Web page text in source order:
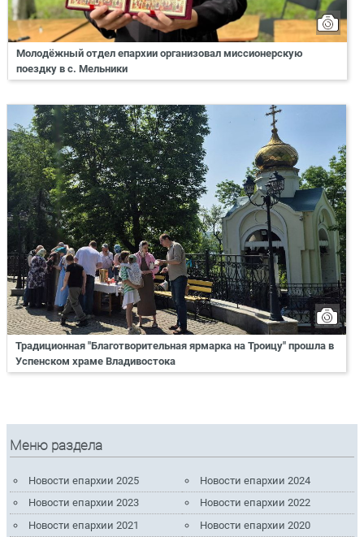
Молодёжный отдел епархии организовал миссионерскую
поездку в с. Мельники
Традиционная "Благотворительная ярмарка на Троицу" прошла в
Успенском храме Владивостока
Меню раздела
Новости епархии 2025
Новости епархии 2024
Новости епархии 2023
Новости епархии 2022
Новости епархии 2021
Новости епархии 2020